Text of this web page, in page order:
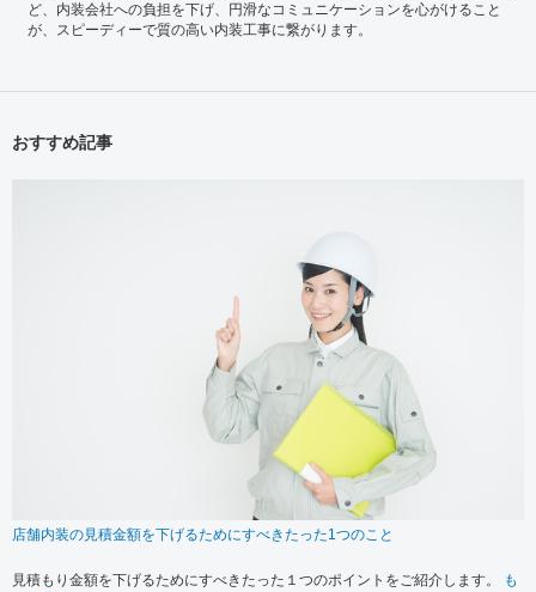
ど、内装会社への負担を下げ、円滑なコミュニケーションを心がけること
が、スピーディーで質の高い内装工事に繋がります。
おすすめ記事
店舗内装の見積金額を下げるためにすべきたった1つのこと
見積もり金額を下げるためにすべきたった１つのポイントをご紹介します。
も